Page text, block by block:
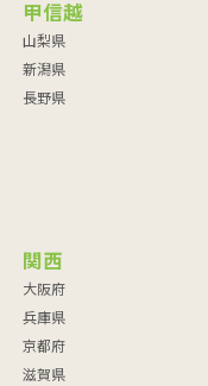
甲信越
山梨県
新潟県
長野県
関西
大阪府
兵庫県
京都府
滋賀県